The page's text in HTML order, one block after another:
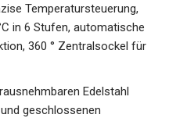
Temperatursteuerung,
in 6 Stufen, automatische
360 ° Zentralsockel für
Edelstahl
geschlossenen